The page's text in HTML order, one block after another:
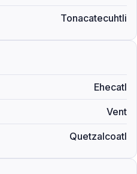
Tonacatecuhtli
Ehecatl
Vent
Quetzalcoatl